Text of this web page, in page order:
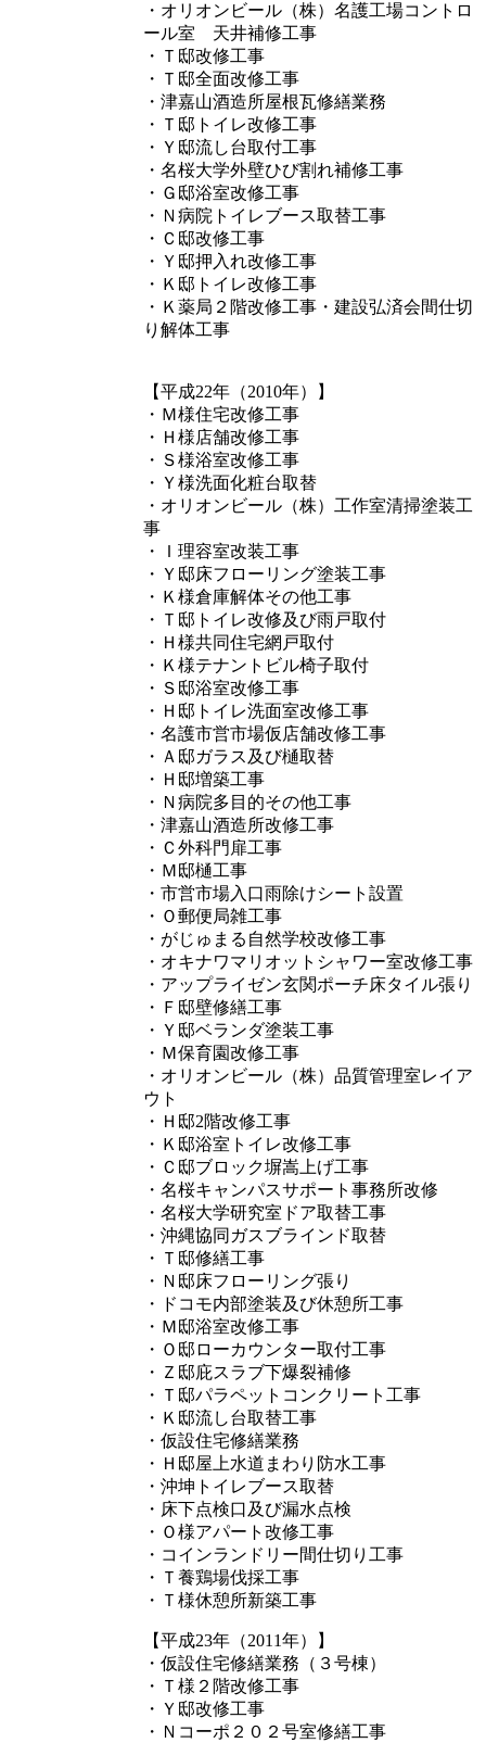
・オリオンビール（株）名護工場コントロ
ール室 天井補修工事
・Ｔ邸改修工事
・Ｔ邸全面改修工事
・津嘉山酒造所屋根瓦修繕業務
・Ｔ邸トイレ改修工事
・Ｙ邸流し台取付工事
・名桜大学外壁ひび割れ補修工事
・Ｇ邸浴室改修工事
・Ｎ病院トイレブース取替工事
・Ｃ邸改修工事
・Ｙ邸押入れ改修工事
・Ｋ邸トイレ改修工事
・Ｋ薬局２階改修工事・建設弘済会間仕切
り解体工事
【平成22年（2010年）】
・Ｍ様住宅改修工事
・Ｈ様店舗改修工事
・Ｓ様浴室改修工事
・Ｙ様洗面化粧台取替
・オリオンビール（株）工作室清掃塗装工
事
・Ｉ理容室改装工事
・Ｙ邸床フローリング塗装工事
・Ｋ様倉庫解体その他工事
・Ｔ邸トイレ改修及び雨戸取付
・Ｈ様共同住宅網戸取付
・Ｋ様テナントビル椅子取付
・Ｓ邸浴室改修工事
・Ｈ邸トイレ洗面室改修工事
・名護市営市場仮店舗改修工事
・Ａ邸ガラス及び樋取替
・Ｈ邸増築工事
・Ｎ病院多目的その他工事
・津嘉山酒造所改修工事
・Ｃ外科門扉工事
・Ｍ邸樋工事
・市営市場入口雨除けシート設置
・Ｏ郵便局雑工事
・がじゅまる自然学校改修工事
・オキナワマリオットシャワー室改修工事
・アップライゼン玄関ポーチ床タイル張り
・Ｆ邸壁修繕工事
・Ｙ邸ベランダ塗装工事
・Ｍ保育園改修工事
・オリオンビール（株）品質管理室レイア
ウト
・Ｈ邸2階改修工事
・Ｋ邸浴室トイレ改修工事
・Ｃ邸ブロック塀嵩上げ工事
・名桜キャンパスサポート事務所改修
・名桜大学研究室ドア取替工事
・沖縄協同ガスブラインド取替
・Ｔ邸修繕工事
・Ｎ邸床フローリング張り
・ドコモ内部塗装及び休憩所工事
・Ｍ邸浴室改修工事
・Ｏ邸ローカウンター取付工事
・Ｚ邸庇スラブ下爆裂補修
・Ｔ邸パラペットコンクリート工事
・Ｋ邸流し台取替工事
・仮設住宅修繕業務
・Ｈ邸屋上水道まわり防水工事
・沖坤トイレブース取替
・床下点検口及び漏水点検
・Ｏ様アパート改修工事
・コインランドリー間仕切り工事
・Ｔ養鶏場伐採工事
・Ｔ様休憩所新築工事
【平成23年（2011年）】
・仮設住宅修繕業務（３号棟）
・Ｔ様２階改修工事
・Ｙ邸改修工事
・Ｎコーポ２０２号室修繕工事